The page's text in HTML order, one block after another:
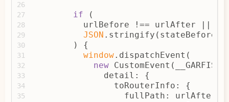
26
27
28
29
30
31
32
33
34
35
if (
          urlBefore !== urlAfter ||
JSON .stringify(stateBefore)
        ) {
window.dispatchEvent(
new
              detail: {
                toRouterInfo: {
                  fullPath: urlAfter,